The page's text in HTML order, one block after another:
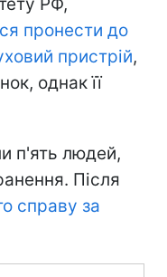
пронести до
пристрій,
однак її
п'ять людей,
Після
справу за